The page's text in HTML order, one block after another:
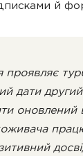
й
проявляє
дати
оновлений